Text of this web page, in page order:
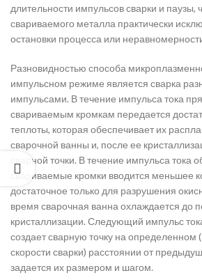
длительности импульсов сварки и паузы,
свариваемого металла практически
остановки процесса или
Разновидностью способа
импульсном режиме является сварка
импульсами. В течение импульса тока
свариваемым кромкам передается
теплоты, которая обеспечивает их
сварочной ванны и, после ее
сварной точки. В течение импульса тока
свариваемые кромки вводится меньшее
достаточное только для разрушения
время сварочная ванна охлаждается до
кристаллизации. Следующий импульс
создает сварную точку на определенном
скорости сварки) расстоянии от
задается их размером и шагом.